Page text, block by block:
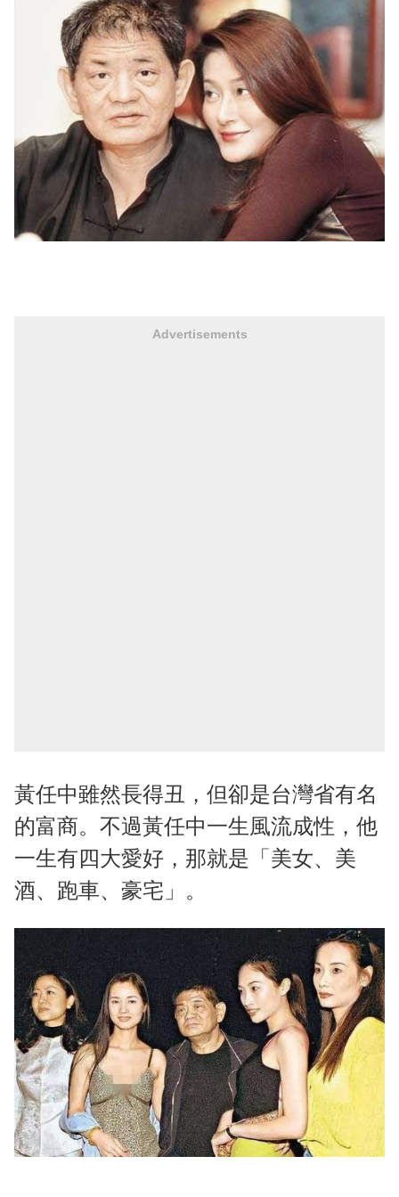
Advertisements
黃任中雖然長得丑，但卻是台灣省有名
的富商。不過黃任中一生風流成性，他
一生有四大愛好，那就是「美女、美
酒、跑車、豪宅」。